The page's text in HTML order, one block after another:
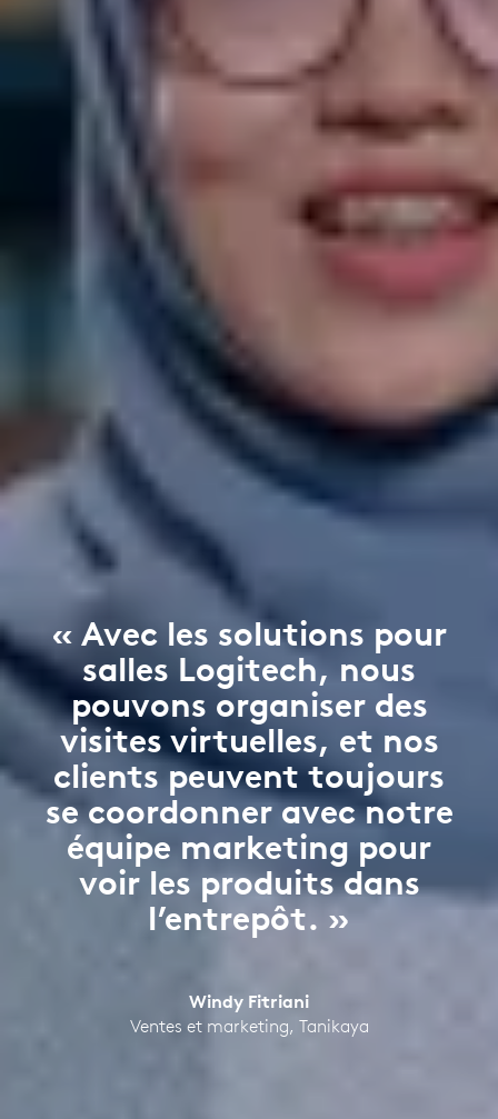
« Avec les solutions pour
salles Logitech, nous
pouvons organiser des
visites virtuelles, et nos
clients peuvent toujours
se coordonner avec notre
équipe marketing pour
voir les produits dans
l’entrepôt. »
Windy Fitriani
Ventes et marketing, Tanikaya